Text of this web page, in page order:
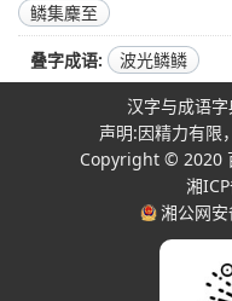
鳞集麇至
叠字成语
波光鳞鳞
汉字与成语
声明:因精力有限
Copyright © 2020
湘
湘公网